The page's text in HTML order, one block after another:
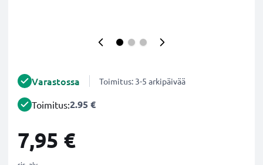
Varastossa Toimitus: 3-5 arkipäivää
Toimitus:2.95 €
7,95 €